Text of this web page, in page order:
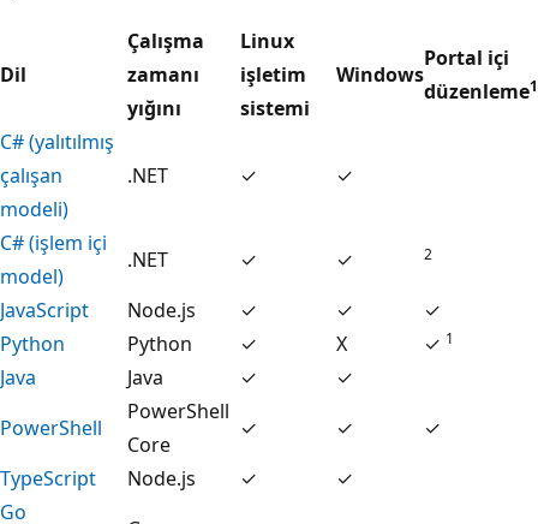
Dil
Çalışma
zamanı
yığını
Linux
işletim
sistemi
Windows
Portal içi
düzenleme1
C# (yalıtılmış
çalışan
modeli)
.NET ✓ ✓
C# (işlem içi
model)
.NET ✓ ✓ 2
JavaScript Node.js ✓ ✓
✓
Python
Python ✓ X ✓ 1
Java Java ✓
✓
PowerShell
PowerShell
Core
✓ ✓
✓
TypeScript
Node.js ✓
✓
Go